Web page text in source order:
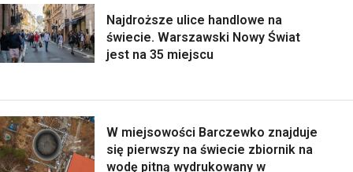
Najdroższe ulice handlowe na
świecie. Warszawski Nowy Świat
jest na 35 miejscu
W miejsowości Barczewko znajduje
się pierwszy na świecie zbiornik na
wodę pitną wydrukowany w